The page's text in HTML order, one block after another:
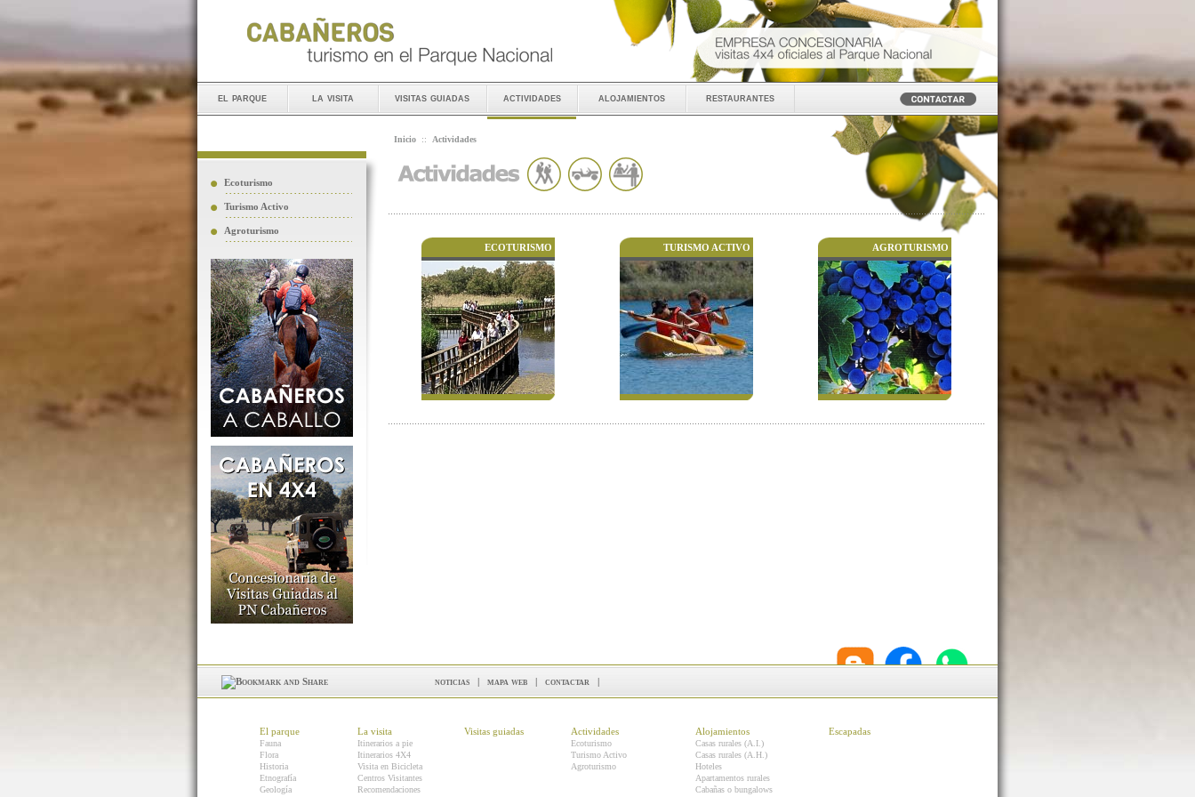
el parque la visita visitas guiadas actividades alojamientos restaurantes
Ecoturismo
Turismo Activo
Agroturismo
Inicio :: Actividades
ECOTURISMO TURISMO ACTIVO AGROTURISMO
noticias | mapa web | contactar |
El parque
Fauna
Flora
Historia
Etnografía
Geología
La visita
Itinerarios a pie
Itinerarios 4X4
Visita en Bicicleta
Centros Visitantes
Recomendaciones
Visitas guiadas Actividades
Ecoturismo
Turismo Activo
Agroturismo
Alojamientos
Casas rurales (A.I.)
Casas rurales (A.H.)
Hoteles
Apartamentos rurales
Cabañas o bungalows
Escapadas